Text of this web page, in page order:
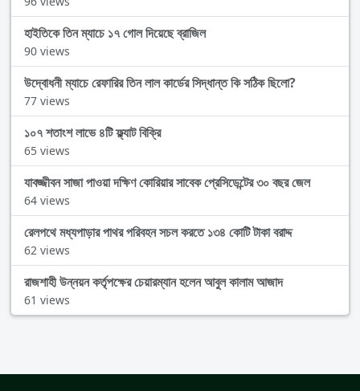
হাইতিকে তিন ম্যাচে ১৭ গোল দিয়েছে ব্রাজিল
90 views
উদ্বোধনী ম্যাচে রেফারির তিন লাল কার্ডের সিদ্ধান্ত কি সঠিক ছিলো?
77 views
১০৭ শতাংশ লাভে ৪টি ফ্ল্যাট বিক্রি
65 views
যাবজ্জীবন সাজা পাওয়া দক্ষিণ কোরিয়ার সাবেক প্রেসিডেন্টের ৩০ বছর জেল
64 views
রেলপথে মধ্যপাড়ার পাথর পরিবহন সচল করতে ১৩৪ কোটি টাকা বরাদ্দ
62 views
রাজশাহী উন্নয়ন কর্তৃপক্ষের চেয়ারম্যান হলেন আবুল কালাম আজাদ
61 views